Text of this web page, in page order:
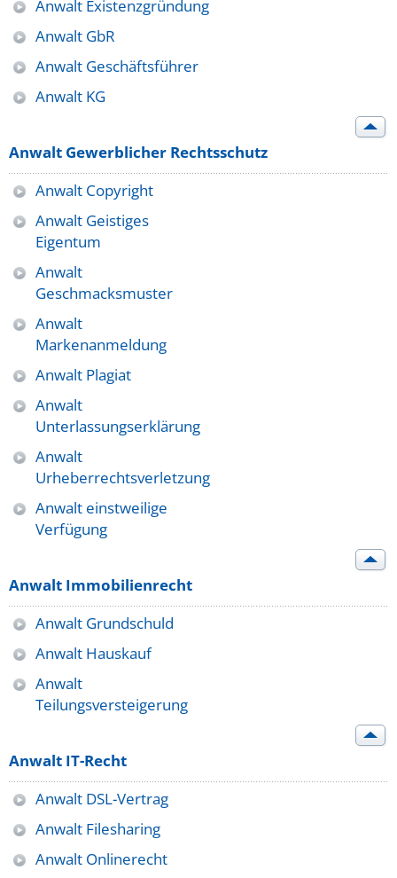
Anwalt Existenzgründung
Anwalt GbR
Anwalt Geschäftsführer
Anwalt KG
Anwalt Gewerblicher Rechtsschutz
Anwalt Copyright
Anwalt Geistiges
Eigentum
Anwalt
Geschmacksmuster
Anwalt
Markenanmeldung
Anwalt Plagiat
Anwalt
Unterlassungserklärung
Anwalt
Urheberrechtsverletzung
Anwalt einstweilige
Verfügung
Anwalt Immobilienrecht
Anwalt Grundschuld
Anwalt Hauskauf
Anwalt
Teilungsversteigerung
Anwalt IT-Recht
Anwalt DSL-Vertrag
Anwalt Filesharing
Anwalt Onlinerecht